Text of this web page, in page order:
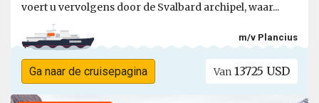
voert u vervolgens door de Svalbard archipel, waar...
m/v Plancius
Ga naar de cruisepagina Van 13725 USD